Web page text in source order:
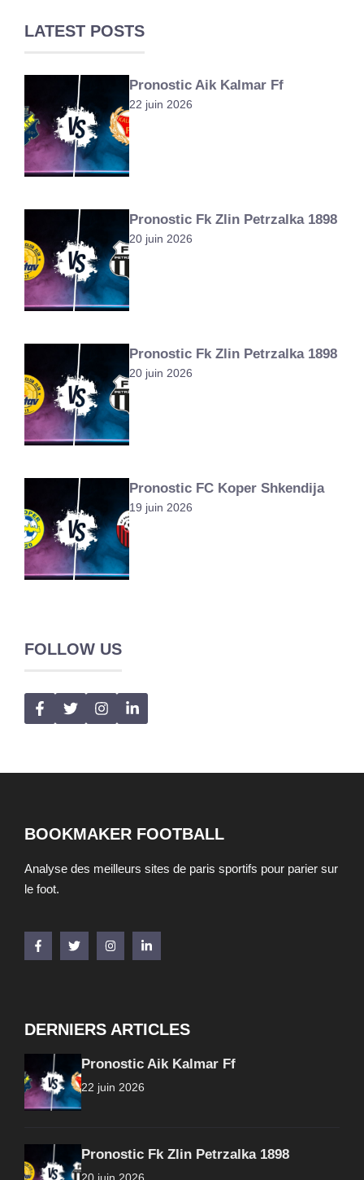
LATEST POSTS
Pronostic Aik Kalmar Ff
22 juin 2026
Pronostic Fk Zlin Petrzalka 1898
20 juin 2026
Pronostic Fk Zlin Petrzalka 1898
20 juin 2026
Pronostic FC Koper Shkendija
19 juin 2026
FOLLOW US
BOOKMAKER FOOTBALL
Analyse des meilleurs sites de paris sportifs pour parier sur
le foot.
DERNIERS ARTICLES
Pronostic Aik Kalmar Ff
22 juin 2026
Pronostic Fk Zlin Petrzalka 1898
20 juin 2026